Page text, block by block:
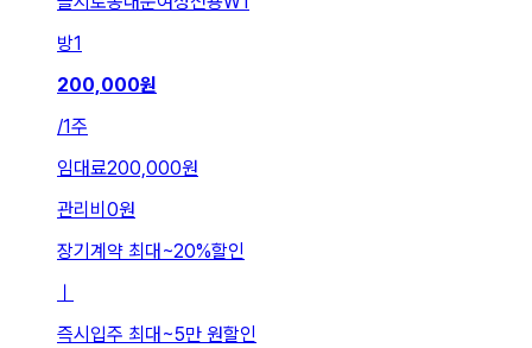
방1
200,000원
/1주
임대료200,000원
관리비 0원
장기계약 최대 ~20%할인
즉시입주 최대 ~5만 원할인